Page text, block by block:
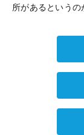
所があるというの